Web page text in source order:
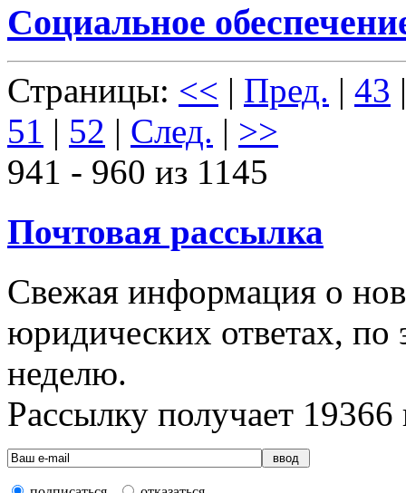
Социальное
Страницы: << | Пред. | 43
51 | 52 | След. | >>
941 - 960 из 1145
Почтовая рассылка
Свежая информация о
юридических ответах, по
неделю.
Рассылку получает 19366